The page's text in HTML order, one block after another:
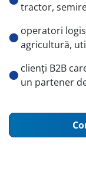
tractor,
operatori
agricultură,
clienți B2B
un partener